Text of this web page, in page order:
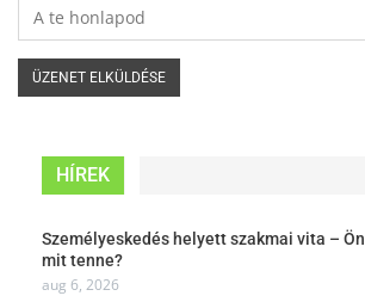
HÍREK
Személyeskedés helyett szakmai vita – Ön
mit tenne?
aug 6, 2026